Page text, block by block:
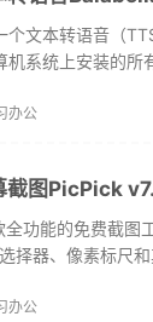
文本转语音（
系统上安装的所
办公
功能的免费截图
择器、像素标尺
办公